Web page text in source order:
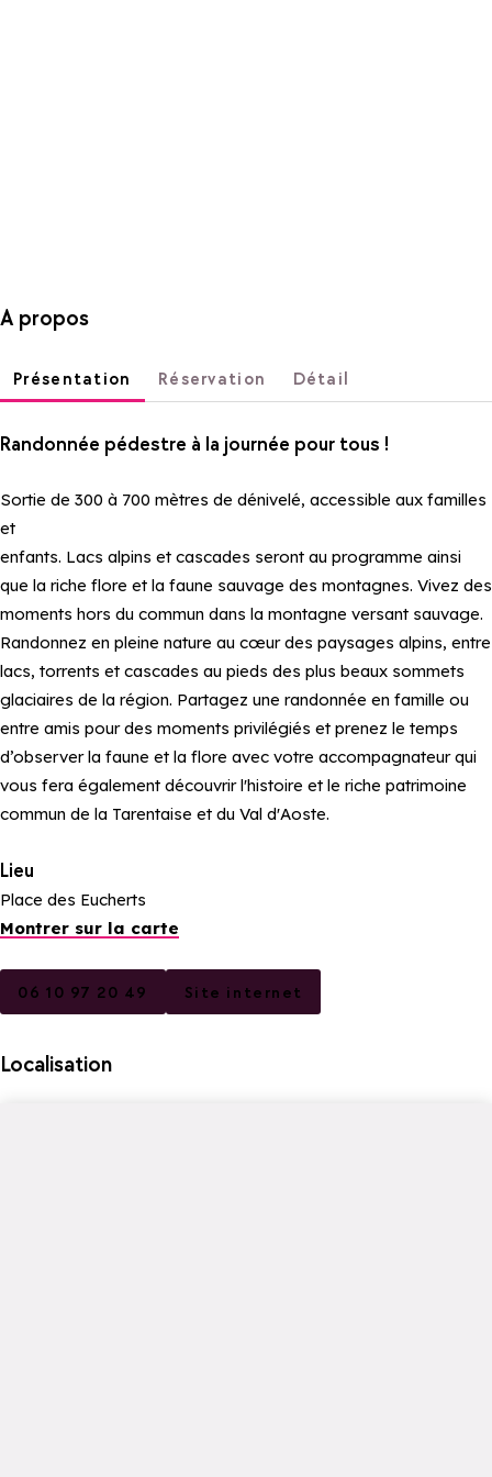
A propos
Présentation Réservation Détail
Randonnée pédestre à la journée pour tous !
Sortie de 300 à 700 mètres de dénivelé, accessible aux familles
et
enfants. Lacs alpins et cascades seront au programme ainsi
que la riche flore et la faune sauvage des montagnes. Vivez des
moments hors du commun dans la montagne versant sauvage.
Randonnez en pleine nature au cœur des paysages alpins, entre
lacs, torrents et cascades au pieds des plus beaux sommets
glaciaires de la région. Partagez une randonnée en famille ou
entre amis pour des moments privilégiés et prenez le temps
d’observer la faune et la flore avec votre accompagnateur qui
vous fera également découvrir l'histoire et le riche patrimoine
commun de la Tarentaise et du Val d'Aoste.
Lieu
Place des Eucherts
Montrer sur la carte
06 10 97 20 49 Site internet
Localisation